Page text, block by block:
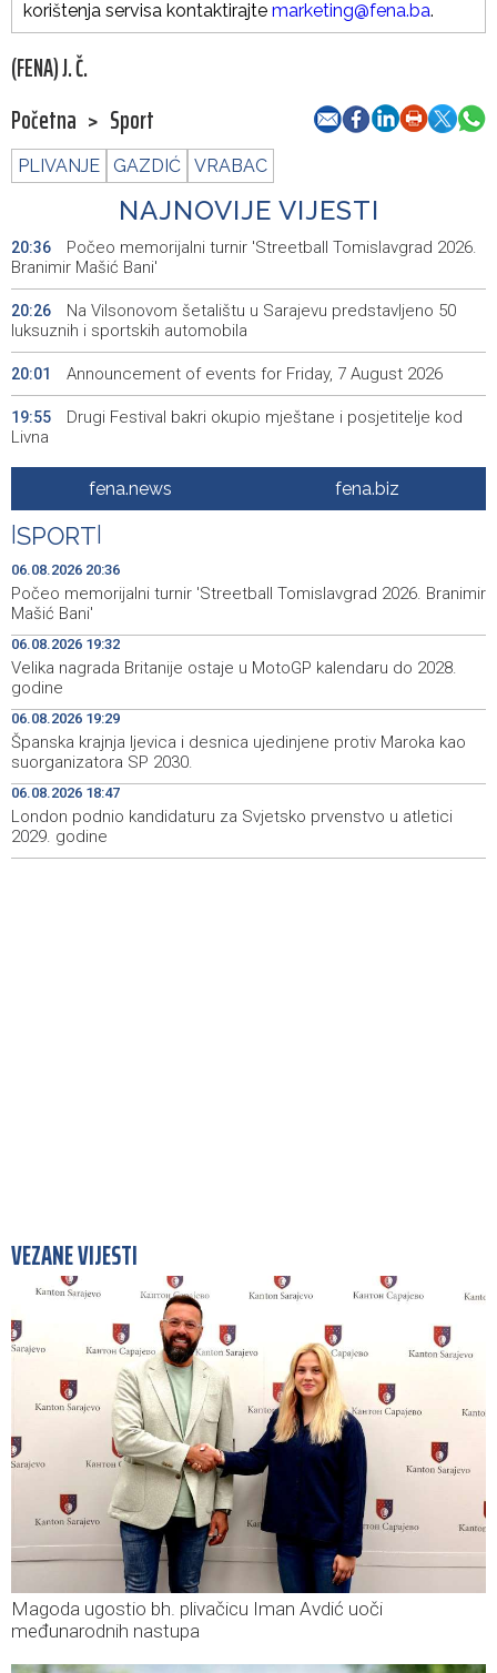
korištenja servisa kontaktirajte marketing@fena.ba.
(FENA) J. Č.
Početna > Sport
PLIVANJE GAZDIĆ VRABAC
NAJNOVIJE VIJESTI
20:36
Počeo memorijalni turnir 'Streetball Tomislavgrad 2026.
Branimir Mašić Bani'
20:26
Na Vilsonovom šetalištu u Sarajevu predstavljeno 50
luksuznih i sportskih automobila
20:01 Announcement of events for Friday, 7 August 2026
19:55
Drugi Festival bakri okupio mještane i posjetitelje kod
Livna
Novi Travnik receives first direct EU funding for UNESCO
heritage project
19:33
Crishock: OHR maintains an open dialogue with all
political stakeholders in BiH
19:32
Velika nagrada Britanije ostaje u MotoGP kalendaru do
19:29
Španska krajnja ljevica i desnica ujedinjene protiv
Maroka kao suorganizatora SP 2030.
19:27
Grad Novi Travnik prvi put izravno dobio sredstva
Europske unije
19:16
Soreca says SEPA application marks important
milestone on BiH's EU path
fena.news fena.biz
SPORT
06.08.2026 20:36
Počeo memorijalni turnir 'Streetball Tomislavgrad 2026. Branimir
Mašić Bani'
06.08.2026 19:32
Velika nagrada Britanije ostaje u MotoGP kalendaru do 2028.
godine
06.08.2026 19:29
Španska krajnja ljevica i desnica ujedinjene protiv Maroka kao
suorganizatora SP 2030.
06.08.2026 18:47
London podnio kandidaturu za Svjetsko prvenstvo u atletici
2029. godine
VEZANE VIJESTI
Magoda ugostio bh. plivačicu Iman Avdić uoči
međunarodnih nastupa